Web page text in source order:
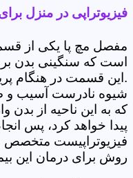
فیزیوتراپی در منزل
مفصل مچ پا یکی از
است که سنگینی بدن
.این قسمت در هنگام
شیوه نادرست آسیب و
که به این ناحیه از بدن
پیدا خواهد کرد، پس
فیزیوتراپیست متخصص
روش برای درمان این